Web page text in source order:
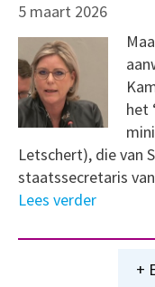
5 maart 2026
het
Letschert), die van
staatssecretaris
Lees verder
+